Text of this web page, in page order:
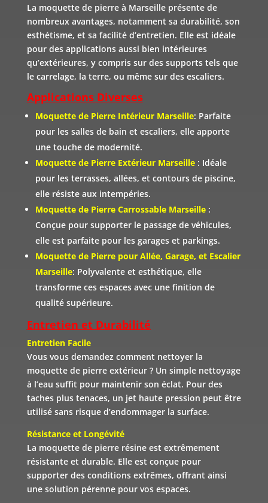
La moquette de pierre à Marseille présente de
nombreux avantages, notamment sa durabilité, son
esthétisme, et sa facilité d’entretien. Elle est idéale
pour des applications aussi bien intérieures
qu’extérieures, y compris sur des supports tels que
le carrelage, la terre, ou même sur des escaliers.
Applications Diverses
Moquette de Pierre Intérieur Marseille: Parfaite
pour les salles de bain et escaliers, elle apporte
une touche de modernité.
Moquette de Pierre Extérieur Marseille: Idéale
pour les terrasses, allées, et contours de piscine,
elle résiste aux intempéries.
Moquette de Pierre Carrossable Marseille:
Conçue pour supporter le passage de véhicules,
elle est parfaite pour les garages et parkings.
Moquette de Pierre pour Allée, Garage, et Escalier
Marseille: Polyvalente et esthétique, elle
transforme ces espaces avec une finition de
qualité supérieure.
Entretien et Durabilité
Entretien Facile
Vous vous demandez comment nettoyer la
moquette de pierre extérieur ? Un simple nettoyage
à l’eau suffit pour maintenir son éclat. Pour des
taches plus tenaces, un jet haute pression peut être
utilisé sans risque d’endommager la surface.
Résistance et Longévité
La moquette de pierre résine est extrêmement
résistante et durable. Elle est conçue pour
supporter des conditions extrêmes, offrant ainsi
une solution pérenne pour vos espaces.